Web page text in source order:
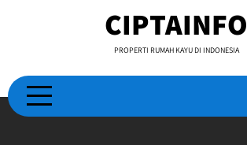
CIPTAINFO
PROPERTI RUMAH KAYU DI INDONESIA